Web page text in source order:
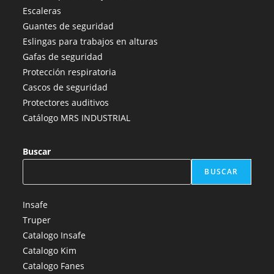
en
una
nueva
pestaña
una
nueva
pestaña
una
nueva
pestaña
nueva
Escaleras
Guantes de seguridad
Eslingas para trabajos en alturas
Gafas de seguridad
Protección respiratoria
Cascos de seguridad
Protectores auditivos
Catálogo MRS INDUSTRIAL
Buscar
BUSCAR
Insafe
Truper
Catalogo Insafe
Catalogo Kim
Catalogo Fanes